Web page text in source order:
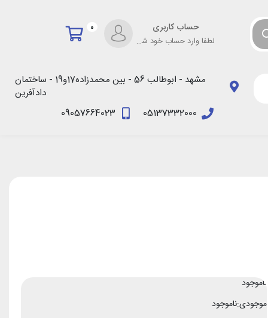
حساب کاربری
لطفا وارد حساب خود شوید!
0
مشهد - ابوطالب 56 - بین محمدزاده17و19 - ساختمان
دادآفرین
05137332000
09057664023
ناموجود
موجودی:ناموجود